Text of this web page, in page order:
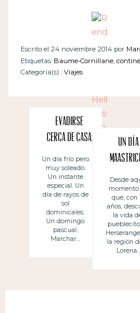
Escrito el 24 noviembre 2014 por
Etiquetas: Baume-Cornillane,
Categoría(s) : Viajes
Evadirse
cerca de casa:
Pornichet
Un día frío pero
muy soleado.
Un instante
especial. Un
día de rayos de
sol
dominicales.
Un domingo
pascual.
Marchar…
Un día
familia
Desde
momento
que, con
años,
la vida
la región
Lorena…